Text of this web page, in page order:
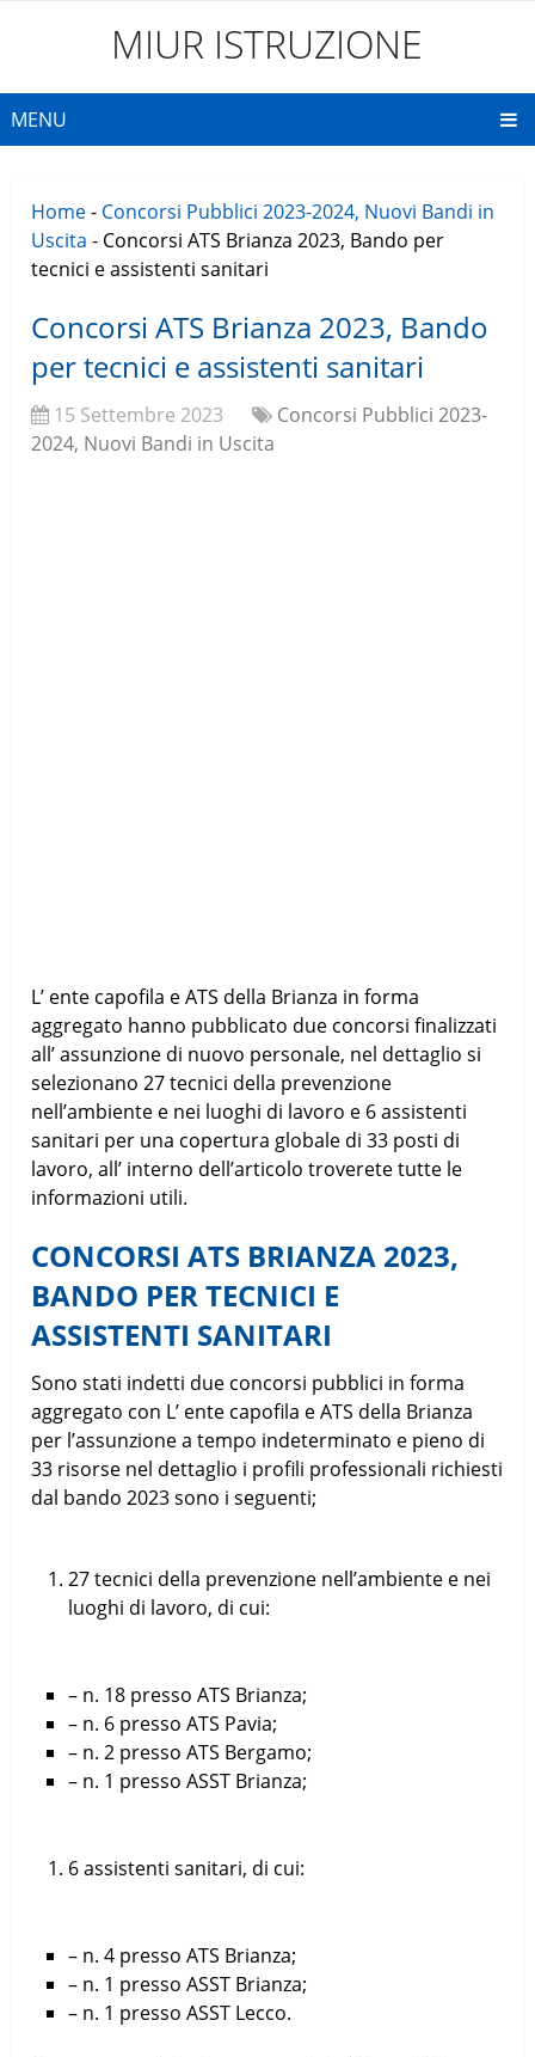
MIUR ISTRUZIONE
MENU
Home- Concorsi Pubblici 2023-2024, Nuovi Bandi in
Uscita - Concorsi ATS Brianza 2023, Bando per
tecnici e assistenti sanitari
Concorsi ATS Brianza 2023, Bando
per tecnici e assistenti sanitari
15 Settembre 2023
Concorsi Pubblici 2023-
2024, Nuovi Bandi in Uscita
L’ ente capofila e ATS della Brianza in forma
aggregato hanno pubblicato due concorsi finalizzati
all’ assunzione di nuovo personale, nel dettaglio si
selezionano 27 tecnici della prevenzione
nell’ambiente e nei luoghi di lavoro e 6 assistenti
sanitari per una copertura globale di 33 posti di
lavoro, all’ interno dell’articolo troverete tutte le
informazioni utili.
CONCORSI ATS BRIANZA 2023,
BANDO PER TECNICI E
ASSISTENTI SANITARI
Sono stati indetti due concorsi pubblici in forma
aggregato con L’ ente capofila e ATS della Brianza
per l’assunzione a tempo indeterminato e pieno di
33 risorse nel dettaglio i profili professionali richiesti
dal bando 2023 sono i seguenti;
27 tecnici della prevenzione nell’ambiente e nei
luoghi di lavoro, di cui:
– n. 18 presso ATS Brianza;
– n. 6 presso ATS Pavia;
– n. 2 presso ATS Bergamo;
– n. 1 presso ASST Brianza;
6 assistenti sanitari, di cui:
– n. 4 presso ATS Brianza;
– n. 1 presso ASST Brianza;
– n. 1 presso ASST Lecco.